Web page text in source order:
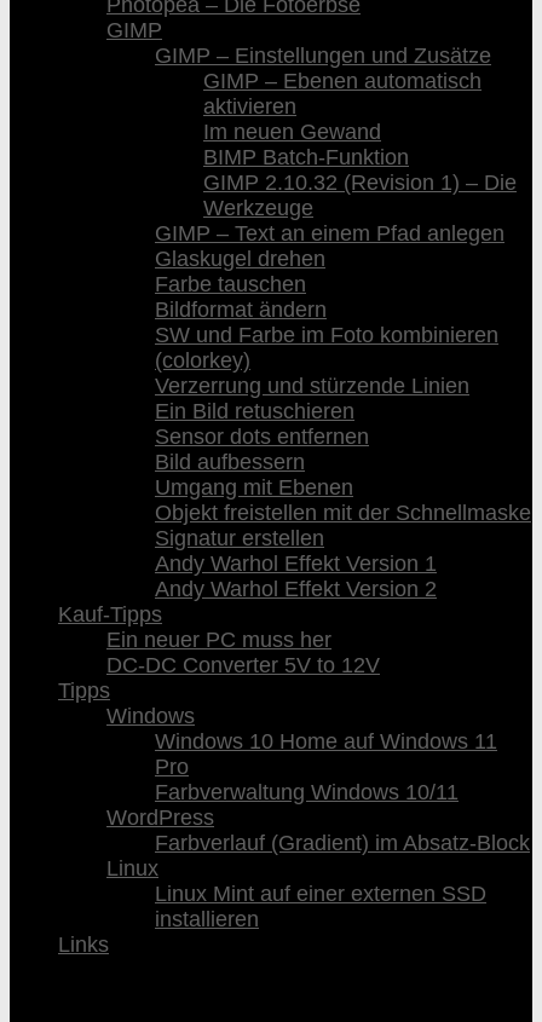
Photopea – Die Fotoerbse
GIMP
GIMP – Einstellungen und Zusätze
GIMP – Ebenen automatisch
aktivieren
Im neuen Gewand
BIMP Batch-Funktion
GIMP 2.10.32 (Revision 1) – Die
Werkzeuge
GIMP – Text an einem Pfad anlegen
Glaskugel drehen
Farbe tauschen
Bildformat ändern
SW und Farbe im Foto kombinieren
(colorkey)
Verzerrung und stürzende Linien
Ein Bild retuschieren
Sensor dots entfernen
Bild aufbessern
Umgang mit Ebenen
Objekt freistellen mit der Schnellmaske
Signatur erstellen
Andy Warhol Effekt Version 1
Andy Warhol Effekt Version 2
Kauf-Tipps
Ein neuer PC muss her
DC-DC Converter 5V to 12V
Tipps
Windows
Windows 10 Home auf Windows 11
Pro
Farbverwaltung Windows 10/11
WordPress
Farbverlauf (Gradient) im Absatz-Block
Linux
Linux Mint auf einer externen SSD
installieren
Links